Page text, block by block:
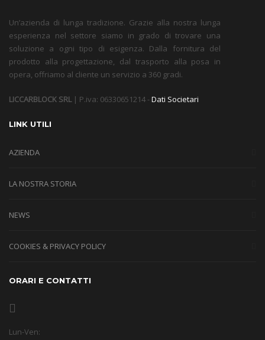
Un’azienda di lunga tradizione. Grazie alla nostra lunga
esperienza nel settore siamo in grado di trovare una
soluzione a ogni tipo di esigenza. Dalla fornitura del
prodotto alla progettazione, dal trasporto alla posa in
opera, offriamo al cliente un servizio a 360 gradi.
LICCARBLOCK SRL | P.iva: 06330651214 -Dati Societari
LINK UTILI
AZIENDA
LA NOSTRA STORIA
NEWS
COOKIES & PRIVACY POLICY
ORARI E CONTATTI
Lun-Ven: